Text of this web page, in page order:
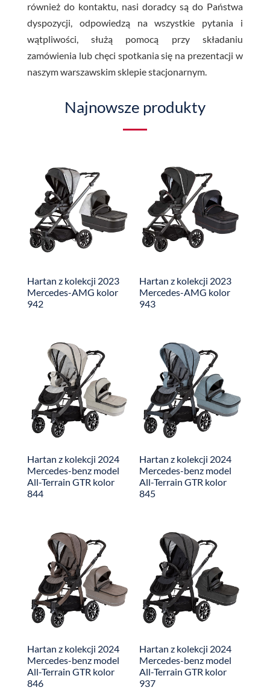
również do kontaktu, nasi doradcy są do Państwa
dyspozycji, odpowiedzą na wszystkie pytania i
wątpliwości, służą pomocą przy składaniu
zamówienia lub chęci spotkania się na prezentacji w
naszym warszawskim sklepie stacjonarnym.
Najnowsze produkty
Hartan z kolekcji 2023
Mercedes-AMG kolor
942
Hartan z kolekcji 2023
Mercedes-AMG kolor
943
Hartan z kolekcji 2024
Mercedes-benz model
All-Terrain GTR kolor
844
Hartan z kolekcji 2024
Mercedes-benz model
All-Terrain GTR kolor
845
Hartan z kolekcji 2024
Mercedes-benz model
All-Terrain GTR kolor
846
Hartan z kolekcji 2024
Mercedes-benz model
All-Terrain GTR kolor
937